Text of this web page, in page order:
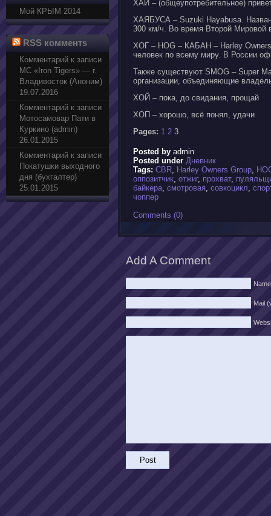
Мой КРЫМ 2014
RSS комментs
Комментарий к записи
МС «Iron Tigers» — г.
Владивосток (Аноним)
19.07.2016
Комментарий к записи
Мотосамовар Пати в
Куркино (admin)
26.01.2015
Комментарий к записи
Покатушки выходного
дня (бухгалтер)
25.01.2015
ХАЙ – (общеупотребительное)
ХАЯБУСА – Suzuki Hayabusa.
300 км/ч. Во время Второй Мировой
ХОГ – HOG – КАБАН – Harley
человек по всему миру. В России
Также существуют SMOG – Super
организации, объединяющие
ХОЙ – пока, до свидания, прощай
ХОП – хорошо, всё понял, удачи
Pages: 1 2 3
Posted by admin
Posted under Дневник
Tags: CBR, Harley Owners Group,
оппозитчик, отжиг, прохват,
байкера, смотровая, совкоцикл,
чоппер
Comments (0)
Add A Comment
Name
Mail